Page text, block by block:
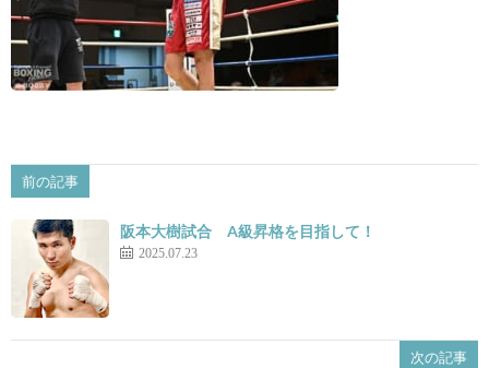
前の記事
阪本大樹試合 A級昇格を目指して！
2025.07.23
次の記事